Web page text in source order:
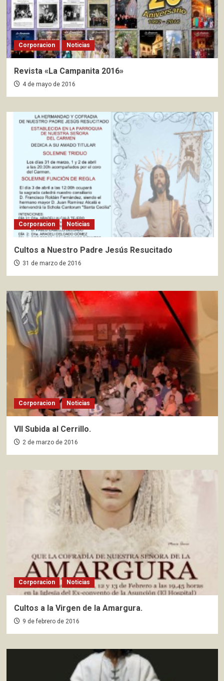
Corporacion Noticias
Revista «La Campanita 2016»
4 de mayo de 2016
Corporacion Noticias
Cultos a Nuestro Padre Jesús Resucitado
31 de marzo de 2016
Corporacion Noticias
VII Subida al Cerrillo.
2 de marzo de 2016
Corporacion Noticias
Cultos a la Virgen de la Amargura.
9 de febrero de 2016